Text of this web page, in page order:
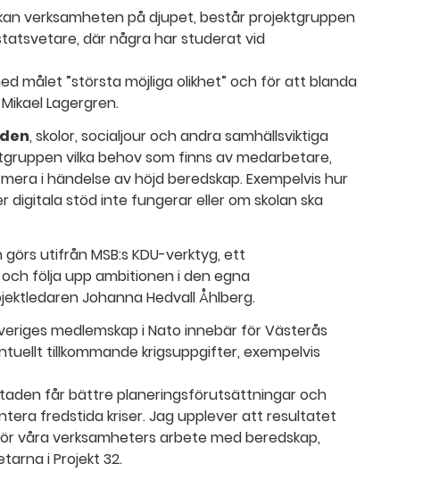
verksamheten på djupet, består projektgruppen
där några har studerat vid
målet ”största möjliga olikhet” och för att blanda
Lagergren.
, skolor, socialjour och andra samhällsviktiga
vilka behov som finns av medarbetare,
i händelse av höjd beredskap. Exempelvis hur
digitala stöd inte fungerar eller om skolan ska
utifrån MSB:s KDU-verktyg, ett
följa upp ambitionen i den egna
Johanna Hedvall Åhlberg.
medlemskap i Nato innebär för Västerås
tillkommande krigsuppgifter, exempelvis
får bättre planeringsförutsättningar och
fredstida kriser. Jag upplever att resultatet
våra verksamheters arbete med beredskap,
i Projekt 32.